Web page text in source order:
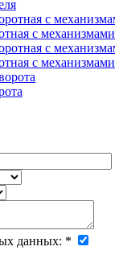
с механизмами
с механизмами
данных: *